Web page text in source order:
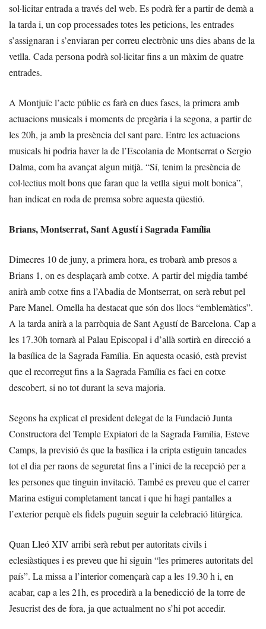
sol·licitar entrada a través del web. Es podrà fer a partir de demà a
la tarda i, un cop processades totes les peticions, les entrades
s’assignaran i s’enviaran per correu electrònic uns dies abans de la
vetlla. Cada persona podrà sol·licitar fins a un màxim de quatre
entrades.
A Montjuïc l’acte públic es farà en dues fases, la primera amb
actuacions musicals i moments de pregària i la segona, a partir de
les 20h, ja amb la presència del sant pare. Entre les actuacions
musicals hi podria haver la de l’Escolania de Montserrat o Sergio
Dalma, com ha avançat algun mitjà. “Sí, tenim la presència de
col·lectius molt bons que faran que la vetlla sigui molt bonica”,
han indicat en roda de premsa sobre aquesta qüestió.
Brians, Montserrat, Sant Agustí i Sagrada Família
Dimecres 10 de juny, a primera hora, es trobarà amb presos a
Brians 1, on es desplaçarà amb cotxe. A partir del migdia també
anirà amb cotxe fins a l’Abadia de Montserrat, on serà rebut pel
Pare Manel. Omella ha destacat que són dos llocs “emblemàtics”.
A la tarda anirà a la parròquia de Sant Agustí de Barcelona. Cap a
les 17.30h tornarà al Palau Episcopal i d’allà sortirà en direcció a
la basílica de la Sagrada Família. En aquesta ocasió, està previst
que el recorregut fins a la Sagrada Família es faci en cotxe
descobert, si no tot durant la seva majoria.
Segons ha explicat el president delegat de la Fundació Junta
Constructora del Temple Expiatori de la Sagrada Família, Esteve
Camps, la previsió és que la basílica i la cripta estiguin tancades
tot el dia per raons de seguretat fins a l’inici de la recepció per a
les persones que tinguin invitació. També es preveu que el carrer
Marina estigui completament tancat i que hi hagi pantalles a
l’exterior perquè els fidels puguin seguir la celebració litúrgica.
Quan Lleó XIV arribi serà rebut per autoritats civils i
eclesiàstiques i es preveu que hi siguin “les primeres autoritats del
país”. La missa a l’interior començarà cap a les 19.30 h i, en
acabar, cap a les 21h, es procedirà a la benedicció de la torre de
Jesucrist des de fora, ja que actualment no s’hi pot accedir.